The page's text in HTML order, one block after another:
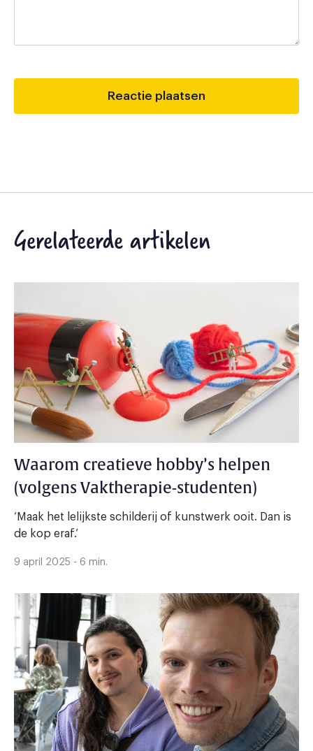
Gerelateerde artikelen
Waarom creatieve hobby’s helpen
(volgens Vaktherapie-studenten)
‘Maak het lelijkste schilderij of kunstwerk ooit. Dan is
de kop eraf.’
9 april 2025 - 6 min.